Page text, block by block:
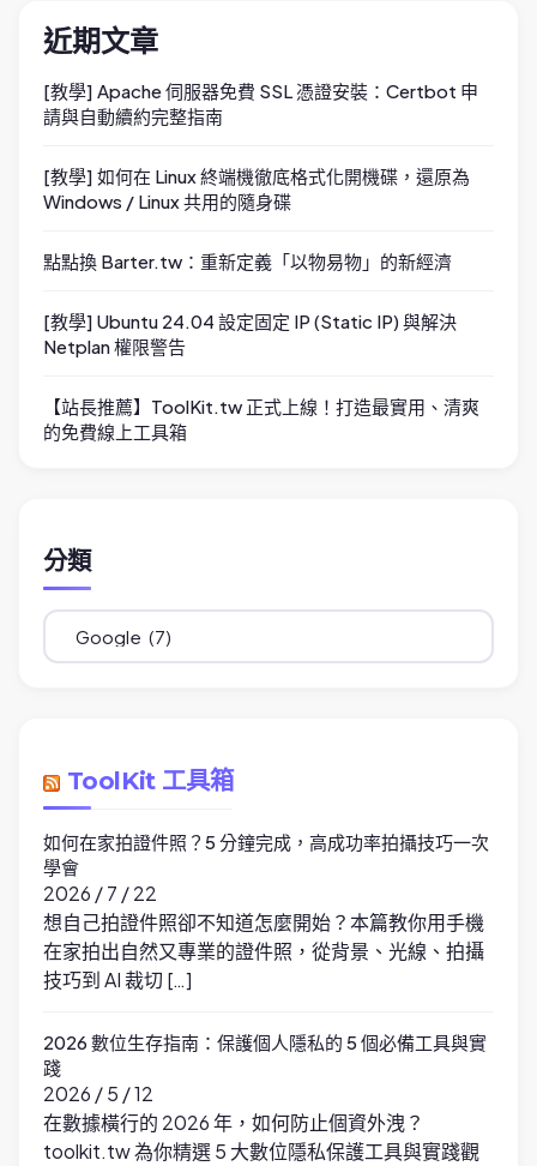
近期文章
[教學] Apache 伺服器免費 SSL 憑證安裝：Certbot 申
請與自動續約完整指南
[教學] 如何在 Linux 終端機徹底格式化開機碟，還原為
Windows / Linux 共用的隨身碟
點點換 Barter.tw：重新定義「以物易物」的新經濟
[教學] Ubuntu 24.04 設定固定 IP (Static IP) 與解決
Netplan 權限警告
【站長推薦】ToolKit.tw 正式上線！打造最實用、清爽
的免費線上工具箱
分類
分
類
ToolKit 工具箱
如何在家拍證件照？5 分鐘完成，高成功率拍攝技巧一次
學會
2026 / 7 / 22
想自己拍證件照卻不知道怎麼開始？本篇教你用手機
在家拍出自然又專業的證件照，從背景、光線、拍攝
技巧到 AI 裁切 […]
2026 數位生存指南：保護個人隱私的 5 個必備工具與實
踐
2026 / 5 / 12
在數據橫行的 2026 年，如何防止個資外洩？
toolkit.tw 為你精選 5 大數位隱私保護工具與實踐觀